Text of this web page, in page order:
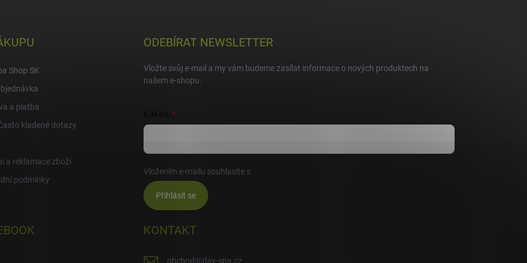
Shop SK
a platba
kladené dotazy
a reklamace zboží
podmínky
ODEBÍRAT NEWSLETTER
Vložte svůj e-mail a my vám budeme zasílat informace o nových produktech na
našem e-shopu.
Vložením e-mailu souhlasíte s
Přihlásit se
KONTAKT
obchod@day-spa.cz